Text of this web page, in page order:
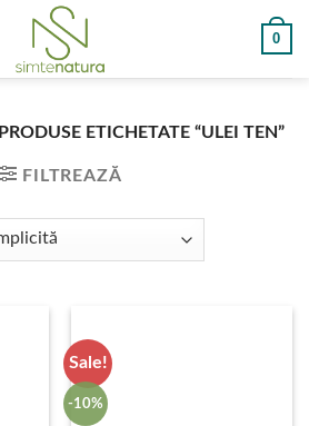
0
PRODUSE ETICHETATE “ULEI TEN”
FILTREAZĂ
Sale!
-10%